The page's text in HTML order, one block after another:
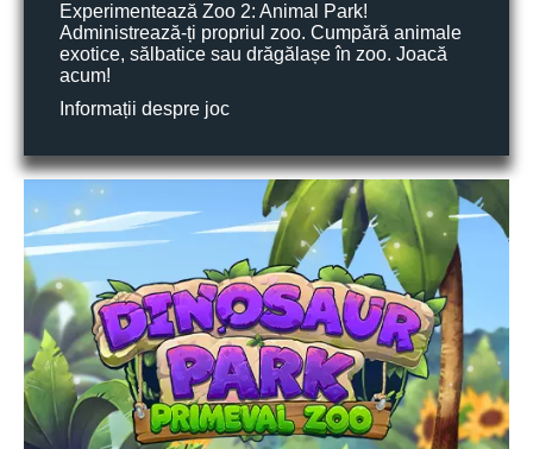
Experimentează Zoo 2: Animal Park!
Administrează-ți propriul zoo. Cumpără animale
exotice, sălbatice sau drăgălașe în zoo. Joacă
acum!
Informații despre joc